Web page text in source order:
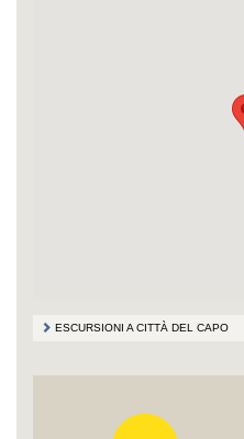
ESCURSIONI A CITTÀ DEL CAPO